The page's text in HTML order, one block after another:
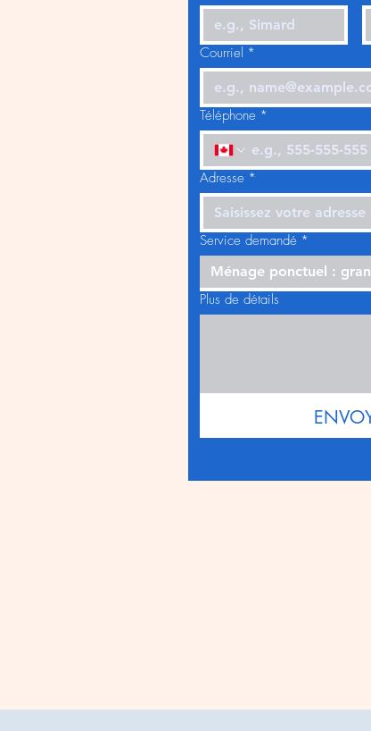
Courriel *
Téléphone *
Adresse *
Service demandé *
Ménage ponctuel :
Plus de détails